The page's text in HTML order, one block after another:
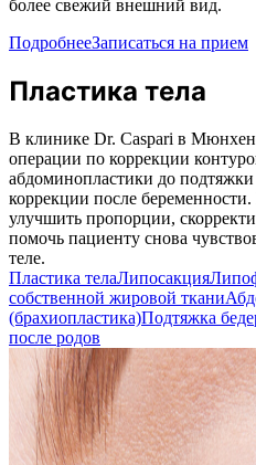
более свежий внешний вид.
ПодробнееЗаписаться на прием
Пластика тела
В клинике Dr. Caspari в
операции по коррекции
абдоминопластики до
коррекции после
улучшить пропорции,
помочь пациенту снова
теле.
Пластика телаЛипосакция
собственной жировой ткани
(брахиопластика)Подтяжка
после родов